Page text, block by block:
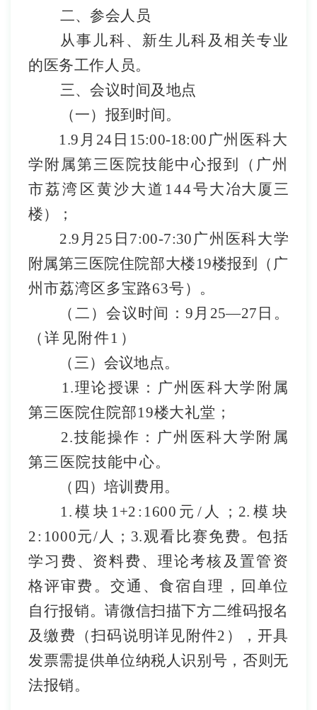
二、参会人员
从事儿科、新生儿科及 相关专业
的 医务工作人员。
三、会议时间及地点
（一） 报到 时间。
1.9 月 24 日 15:00-18:00 广州医科大
学附属第三医院技能中心报到（ 广州
市荔湾区黄沙大道 144号大冶大厦三
楼）；
2.9 月 25 日 7:00-7:30 广州医科大学
附属第三医院住院部大楼19楼报到
（广
州市荔湾区多宝路63号）
。
（二）会议时间 ：9 月 25—27 日 。
（详见附件1 ）
（三）会议地点。
1.理论授课：广州医科大学附属
第三 医院住院部19楼大礼堂 ；
2.技能操作：广州医科大学附属
第三医院技能中心。
（四）培训费用。
1. 模块 1+2: 1600 元 / 人 ； 2. 模块
2: 1000元/ 人； 3.观看比赛免费 。包括
学习费、资料费、理论考核及置管资
格评审费。 交通、食宿自理 ， 回 单位
自行报销。请微信扫描下方二维码报名
及缴费（扫码说明详见附件2 ），开具
发票需提供单位纳税人识别号，否则无
法报销。